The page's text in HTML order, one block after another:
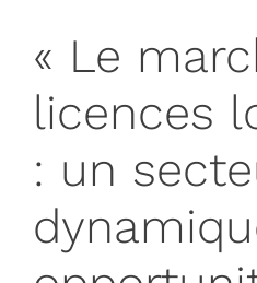
« Le
licences
: un